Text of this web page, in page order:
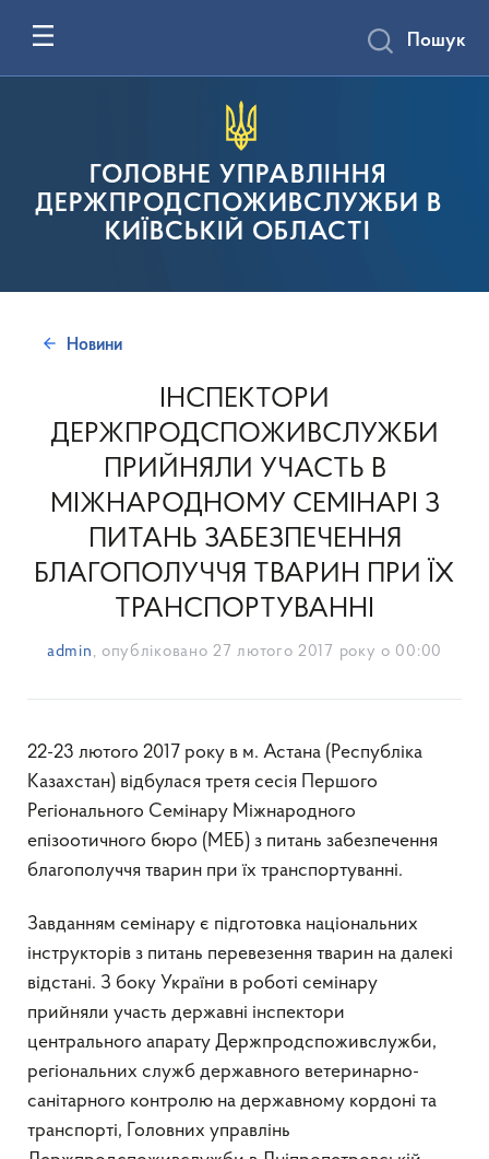
ГОЛОВНЕ УПРАВЛІННЯ
ДЕРЖПРОДСПОЖИВСЛУЖБИ В
КИЇВСЬКІЙ ОБЛАСТІ
Пошук
Новини
ІНСПЕКТОРИ
ДЕРЖПРОДСПОЖИВСЛУЖБИ
ПРИЙНЯЛИ УЧАСТЬ В
МІЖНАРОДНОМУ СЕМІНАРІ З
ПИТАНЬ ЗАБЕЗПЕЧЕННЯ
БЛАГОПОЛУЧЧЯ ТВАРИН ПРИ ЇХ
ТРАНСПОРТУВАННІ
admin , опубліковано 27 лютого 2017 року о 00:00
22-23 лютого 2017 року в м. Астана (Республіка
Казахстан) відбулася третя сесія Першого
Регіонального Семінару Міжнародного
епізоотичного бюро (МЕБ) з питань забезпечення
благополуччя тварин при їх транспортуванні.
Завданням семінару є підготовка національних
інструкторів з питань перевезення тварин на далекі
відстані. З боку України в роботі семінару
прийняли участь державні інспектори
центрального апарату Держпродспоживслужби,
регіональних служб державного ветеринарно-
санітарного контролю на державному кордоні та
транспорті, Головних управлінь